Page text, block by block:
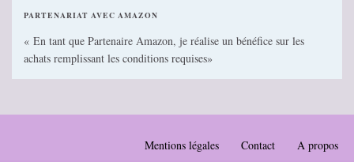
PARTENARIAT AVEC AMAZON
« En tant que Partenaire Amazon, je réalise un bénéfice sur les
achats remplissant les conditions requises»
Mentions légales Contact A propos